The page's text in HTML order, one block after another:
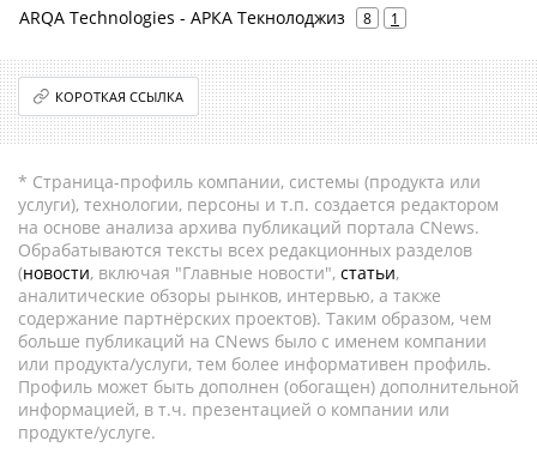
ARQA Technologies - АРКА Текнолоджиз 8 1
КОРОТКАЯ ССЫЛКА
* Страница-профиль компании, системы (продукта или
услуги), технологии, персоны и т.п. создается редактором
на основе анализа архива публикаций портала CNews.
Обрабатываются тексты всех редакционных разделов
(новости, включая "Главные новости", статьи,
аналитические обзоры рынков, интервью, а также
содержание партнёрских проектов). Таким образом, чем
больше публикаций на CNews было с именем компании
или продукта/услуги, тем более информативен профиль.
Профиль может быть дополнен (обогащен) дополнительной
информацией, в т.ч. презентацией о компании или
продукте/услуге.